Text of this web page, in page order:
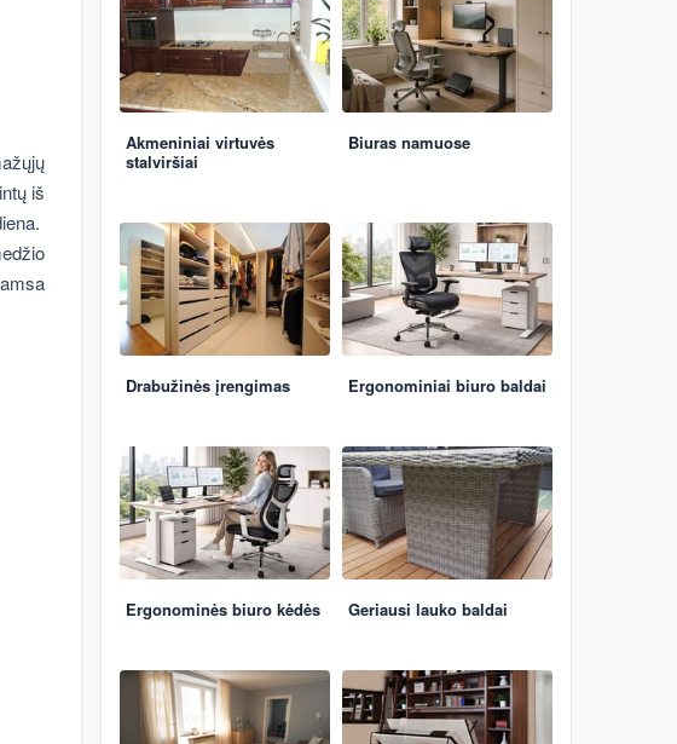
iš
Akmeniniai virtuvės
stalviršiai
Biuras namuose
Drabužinės įrengimas Ergonominiai biuro baldai
Ergonominės biuro kėdės Geriausi lauko baldai